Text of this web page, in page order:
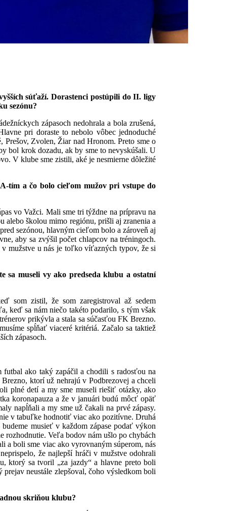
súťaží. Dorastenci postúpili do II. ligy
sezónu?
zápasoch nedohrala a bola zrušená,
pri doraste to nebolo vôbec jednoduché
Zvolen, Žiar nad Hronom. Preto sme o
bol krok dozadu, ak by sme to nevyskúšali. U
V klube sme zistili, aké je nesmierne dôležité
tím a čo bolo cieľom mužov pri vstupe do
vo Važci. Mali sme tri týždne na prípravu na
alebo školou mimo regiónu, prišli aj zranenia a
sezónou, hlavným cieľom bolo a zároveň aj
aby sa zvýšil počet chlapcov na tréningoch.
v mužstve u nás je toľko víťazných typov, že si
sa museli vy ako predseda klubu a ostatní
som zistil, že som zaregistroval až sedem
keď sa nám niečo takéto podarilo, s tým však
prikývla a stala sa súčasťou FK Brezno.
spĺňať viaceré kritériá. Začalo sa taktiež
zápasoch.
ako taký zapáčil a chodili s radosťou na
ktorí už nehrajú v Podbrezovej a chceli
plné detí a my sme museli riešiť otázky, ako
koronapauza a že v januári budú môcť opäť
napĺňali a my sme už čakali na prvé zápasy.
v tabuľke hodnotiť viac ako pozitívne.Druhá
musieť v každom zápase podať výkon
rozhodnutie. Veľa bodov nám ušlo po chybách
a boli sme viac ako vyrovnaným súperom, nás
že najlepší hráči v mužstve odohrali
ktorý sa tvoril „za jazdy“ a hlavne preto boli
neustále zlepšoval, čoho výsledkom boli
skriňou klubu?